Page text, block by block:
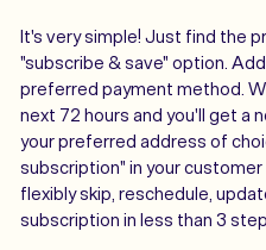
It's very simple! Just find the
"subscribe & save" option.
preferred payment method.
next 72 hours and you'll get a
your preferred address of
subscription" in your
flexibly skip, reschedule,
subscription in less than 3